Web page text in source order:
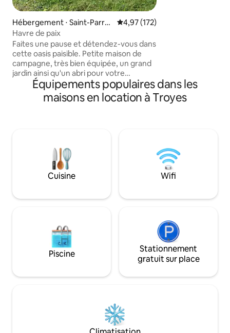
Hébergement ⋅ Saint-Parres
-aux-Tertres
Évaluation moyenne sur la
4,97 (172)
Havre de paix
Faites une pause et détendez-vous dans
cette oasis paisible. Petite maison de
campagne, très bien équipée, un grand
jardin ainsi qu'un abri pour votre
véhicule. A proximité de la ville, proche
des commerces (centre commercial,
boulangerie...), à 4 kms des magasins
Draps et serviettes fournis. Aucune
chiens maximum
Disney+. A
Équipements populaires dans les
maisons en location à Troyes
Cuisine Wifi
Piscine
Stationnement
gratuit sur place